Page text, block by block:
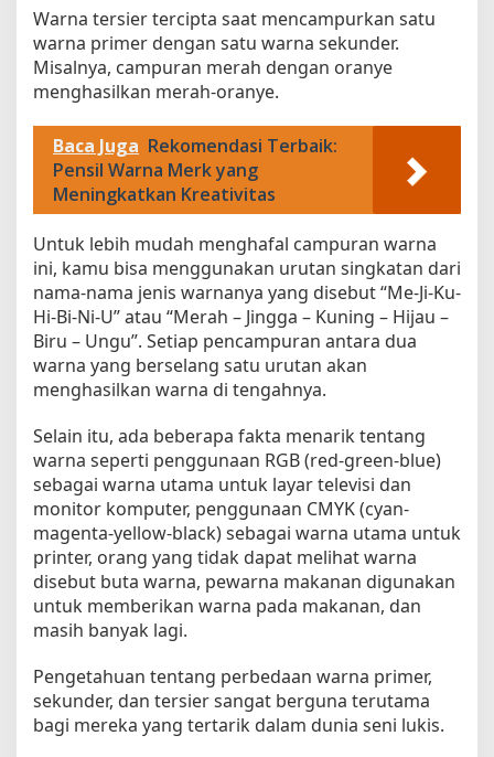
J
l
a
s
Warna tersier tercipta saat mencampurkan satu
warna primer dengan satu warna sekunder.
Misalnya, campuran merah dengan oranye
menghasilkan merah-oranye.
Baca Juga Rekomendasi Terbaik:
Pensil Warna Merk yang
Meningkatkan Kreativitas
Untuk lebih mudah menghafal campuran warna
ini, kamu bisa menggunakan urutan singkatan dari
nama-nama jenis warnanya yang disebut “Me-Ji-Ku-
Hi-Bi-Ni-U” atau “Merah – Jingga – Kuning – Hijau –
Biru – Ungu”. Setiap pencampuran antara dua
warna yang berselang satu urutan akan
menghasilkan warna di tengahnya.
Selain itu, ada beberapa fakta menarik tentang
warna seperti penggunaan RGB (red-green-blue)
sebagai warna utama untuk layar televisi dan
monitor komputer, penggunaan CMYK (cyan-
magenta-yellow-black) sebagai warna utama untuk
printer, orang yang tidak dapat melihat warna
disebut buta warna, pewarna makanan digunakan
untuk memberikan warna pada makanan, dan
masih banyak lagi.
Pengetahuan tentang perbedaan warna primer,
sekunder, dan tersier sangat berguna terutama
bagi mereka yang tertarik dalam dunia seni lukis.